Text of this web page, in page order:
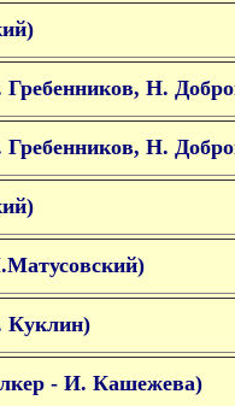
Н.
Н.
Куклин)
- И. Кашежева)